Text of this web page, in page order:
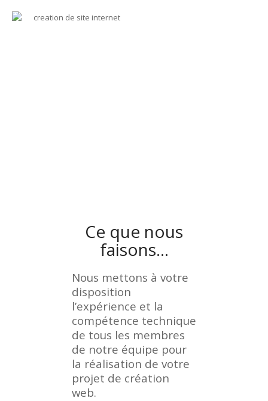
Ce que nous
faisons…
Nous mettons à votre
disposition
l’expérience et la
compétence technique
de tous les membres
de notre équipe pour
la réalisation de votre
projet de création
web.